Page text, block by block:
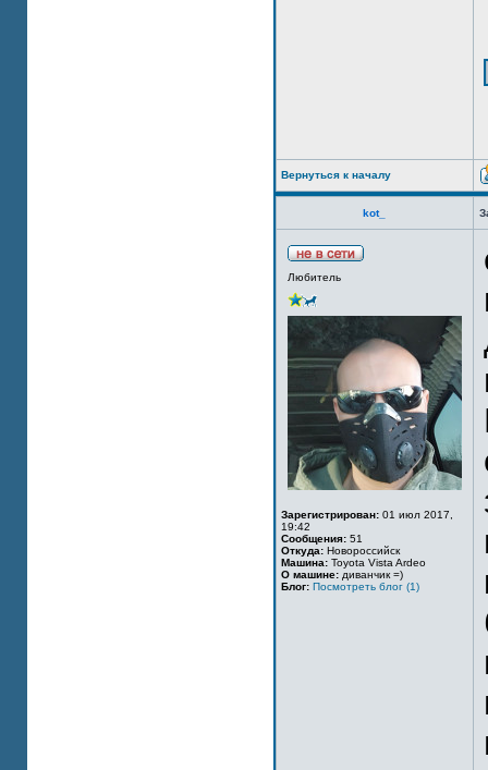
Вернуться к началу
kot_
Любитель
Зарегистрирован: 01 июл 2017,
19:42
Сообщения: 51
Откуда: Новороссийск
Машина: Toyota Vista Ardeo
О машине: диванчик =)
Блог: Посмотреть блог (1)